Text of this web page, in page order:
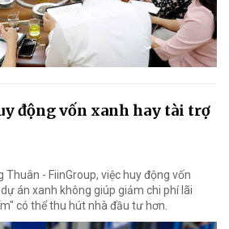
động vốn xanh hay tài trợ
Thuân - FiinGroup, việc huy động vốn
án xanh không giúp giảm chi phí lãi
có thể thu hút nhà đầu tư hơn.